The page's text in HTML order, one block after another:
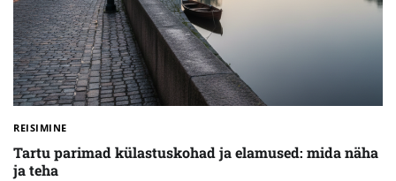
REISIMINE
Tartu parimad külastuskohad ja elamused: mida näha
ja teha